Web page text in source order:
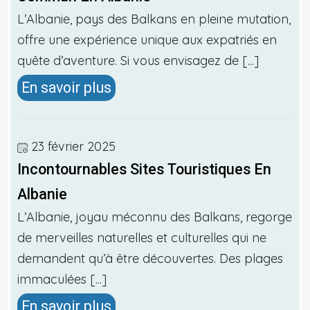
L’Albanie, pays des Balkans en pleine mutation,
offre une expérience unique aux expatriés en
quête d’aventure. Si vous envisagez de [...]
En savoir plus
23 février 2025
Incontournables Sites Touristiques En
Albanie
L’Albanie, joyau méconnu des Balkans, regorge
de merveilles naturelles et culturelles qui ne
demandent qu’à être découvertes. Des plages
immaculées [...]
En savoir plus